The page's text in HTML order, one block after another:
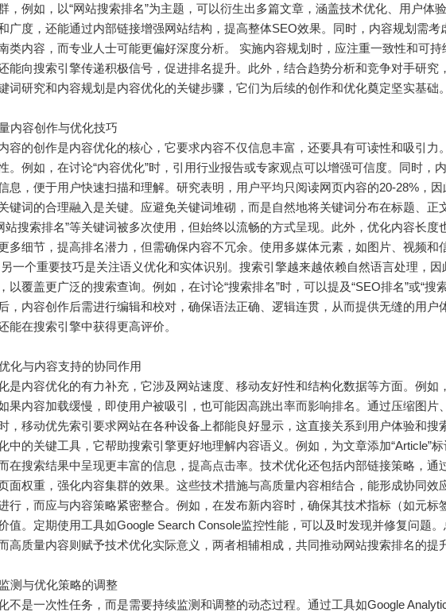
，例如，以“网站搜索排名”为主题，可以衍生出多篇文章，涵盖技术优化、用户体
广度，还能通过内部链接增强网站结构，提高整体SEO效果。同时，内容规划需
类内容，而专业人士可能更偏好深度分析。 实施内容规划时，应注重一致性和可
能向搜索引擎传递积极信号，促进排名提升。此外，结合趋势分析和竞争对手研究
词研究和内容规划是内容优化的关键步骤，它们为后续的创作和优化奠定坚实基础。
内容创作与优化技巧
容的创作是内容优化的核心，它要求内容不仅信息丰富，还要具有可读性和吸引力
。例如，在讨论“内容优化”时，引用行业报告或专家观点可以增强可信度。同时，
息，便于用户快速扫描和理解。研究表明，用户平均只阅读网页内容的20-28%，
键词的合理融入是关键。应避免关键词堆砌，而是自然地将关键词分布在标题、正
站搜索排名”等关键词被多次使用，但始终以流畅的方式呈现。此外，优化内容长
多细节，提高排名潜力，但需确保内容不冗余。使用多媒体元素，如图片、视频和
一个重要技巧是关注语义优化和实体识别。搜索引擎越来越依赖自然语言处理，
以覆盖更广泛的搜索查询。例如，在讨论“搜索排名”时，可以提及“SEO排名”或“
，内容创作后需进行编辑和校对，确保语法正确、逻辑连贯，从而提供无缝的用户
能在搜索引擎中获得更高评价。
化与内容支持的协同作用
是内容优化的有力补充，它涉及网站速度、移动友好性和结构化数据等方面。例
果内容加载缓慢，即使用户被吸引，也可能因高跳出率而影响排名。通过压缩图片
，移动优先索引要求网站在各种设备上都能良好显示，这直接关系到用户体验和
中的关键工具，它帮助搜索引擎更好地理解内容语义。例如，为文章添加“Article”
在搜索结果中呈现更丰富的信息，提高点击率。技术优化还包括内部链接策略，通
面权重，强化内容集群的效果。这些技术措施与高质量内容相结合，能形成协同效
行，而应与内容策略紧密整合。例如，在发布新内容时，确保其技术指标（如元标
值。定期使用工具如Google Search Console监控性能，可以及时发现并修复问题
高质量内容则赋予技术优化实际意义，两者相辅相成，共同推动网站搜索排名的提
测与优化策略的调整
不是一次性任务，而是需要持续监测和调整的动态过程。通过工具如Google